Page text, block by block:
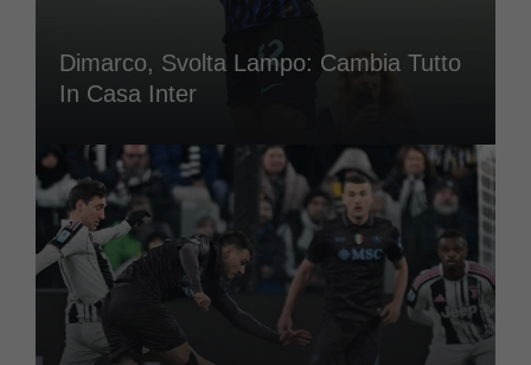
Dimarco, Svolta Lampo: Cambia Tutto
In Casa Inter